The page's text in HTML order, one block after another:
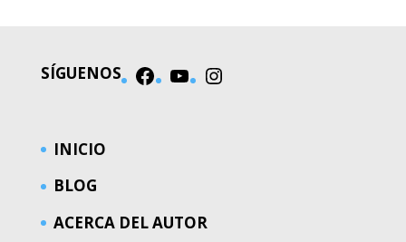
SÍGUENOS Facebook
YouTube
INICIO
BLOG
ACERCA DEL AUTOR